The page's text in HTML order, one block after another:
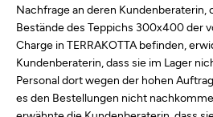
Nachfrage an deren Kundenberaterin,
Bestände des Teppichs 300x400 der
Charge in TERRAKOTTA befinden,
Kundenberaterin, dass sie im Lager
Personal dort wegen der hohen
es den Bestellungen nicht